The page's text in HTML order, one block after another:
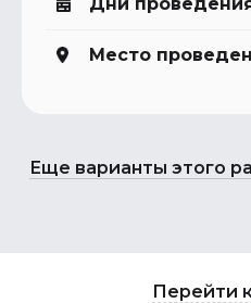
Место
Еще варианты этого
Перейти